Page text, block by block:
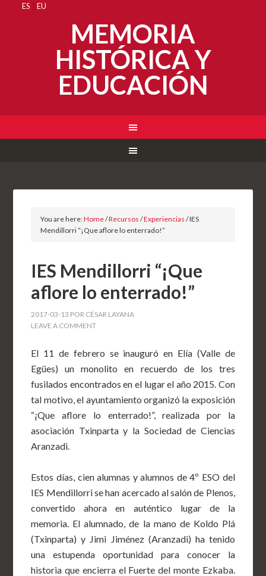
ES EU
MEMORIA
HISTÓRICA Y
EDUCACIÓN
You are here:Home/Recursos /Experiencias /IES
Mendillorri “¡Que aflore lo enterrado!”
IES Mendillorri “¡Que
aflore lo enterrado!”
2017-03-13 POR CÉSAR LAYANA
LEAVE A COMMENT
El 11 de febrero se inauguró en Elía (Valle de
Egües) un monolito en recuerdo de los tres
fusilados encontrados en el lugar el año 2015. Con
tal motivo, el ayuntamiento organizó la exposición
“¡Que aflore lo enterrado!”, realizada por la
asociación Txinparta y la Sociedad de Ciencias
Aranzadi.
Estos días, cien alumnas y alumnos de 4º ESO del
IES Mendillorri se han acercado al salón de Plenos,
convertido ahora en auténtico lugar de la
memoria. El alumnado, de la mano de Koldo Plá
(Txinparta) y Jimi Jiménez (Aranzadi) ha tenido
una estupenda oportunidad para conocer la
historia que encierra el Fuerte del monte Ezkaba.